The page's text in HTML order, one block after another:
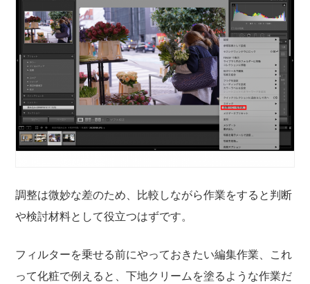
調整は微妙な差のため、比較しながら作業をすると判断
や検討材料として役立つはずです。
フィルターを乗せる前にやっておきたい編集作業、これ
って化粧で例えると、下地クリームを塗るような作業だ